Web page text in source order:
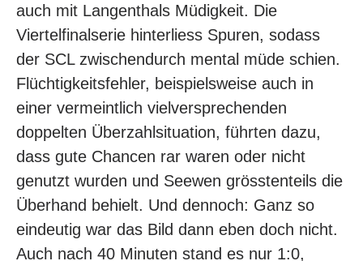
auch mit Langenthals Müdigkeit. Die
Viertelfinalserie hinterliess Spuren, sodass
der SCL zwischendurch mental müde schien.
Flüchtigkeitsfehler, beispielsweise auch in
einer vermeintlich vielversprechenden
doppelten Überzahlsituation, führten dazu,
dass gute Chancen rar waren oder nicht
genutzt wurden und Seewen grösstenteils die
Überhand behielt. Und dennoch: Ganz so
eindeutig war das Bild dann eben doch nicht.
Auch nach 40 Minuten stand es nur 1:0,